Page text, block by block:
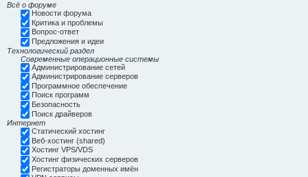
Всё о форуме
Новости форума
Критика и проблемы
Вопрос-ответ
Предложения и идеи
Технологический раздел
Современные операционные системы
Администрирование сетей
Администрирование серверов
Программное обеспечение
Поиск программ
Безопасность
Поиск драйверов
Интернет
Статический хостинг
Веб-хостинг (shared)
Хостинг VPS/VDS
Хостинг физических серверов
Регистраторы доменных имён